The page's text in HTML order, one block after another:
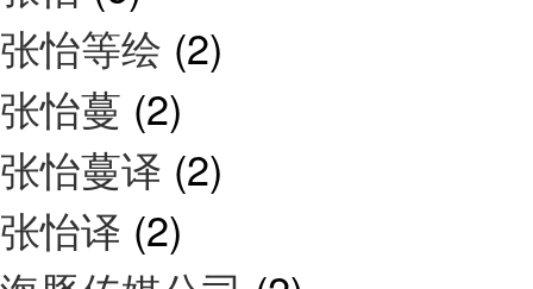
张怡等绘 (2)
张怡蔓 (2)
张怡蔓译 (2)
张怡译 (2)